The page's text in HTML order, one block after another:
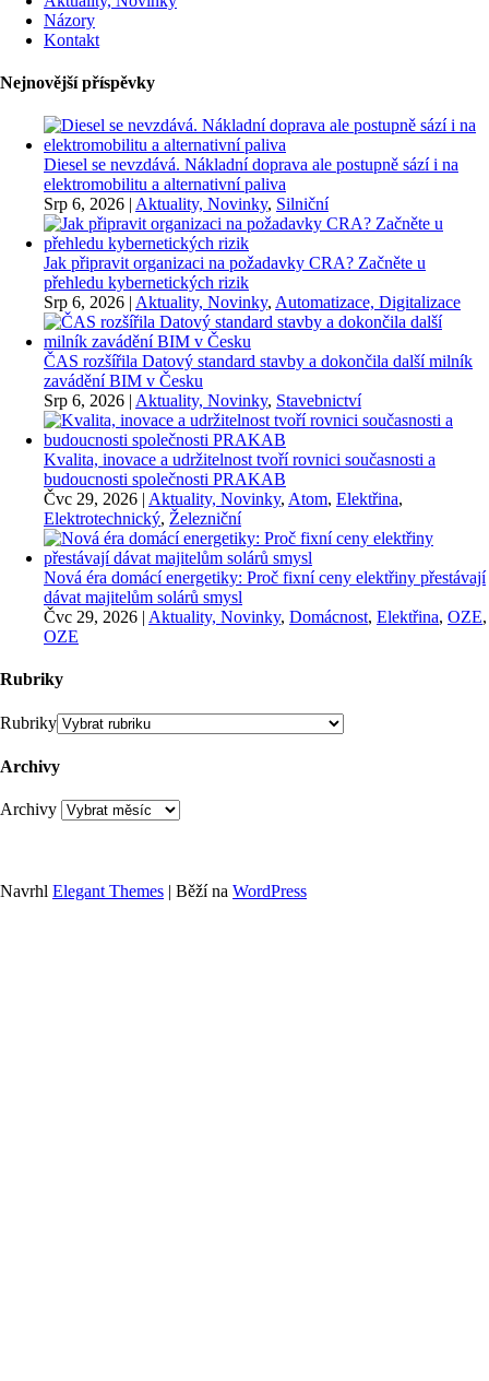
Názory
Kontakt
Nejnovější příspěvky
Diesel se nevzdává. Nákladní doprava ale postupně sází i na
elektromobilitu a alternativní paliva
Srp 6, 2026 | Aktuality, Novinky, Silniční
Jak připravit organizaci na požadavky CRA? Začněte u
přehledu kybernetických rizik
Srp 6, 2026 | Aktuality, Novinky, Automatizace, Digitalizace
ČAS rozšířila Datový standard stavby a dokončila další milník
zavádění BIM v Česku
Srp 6, 2026 | Aktuality, Novinky, Stavebnictví
Kvalita, inovace a udržitelnost tvoří rovnici současnosti a
budoucnosti společnosti PRAKAB
Čvc 29, 2026 | Aktuality, Novinky, Atom, Elektřina,
Elektrotechnický, Železniční
Nová éra domácí energetiky: Proč fixní ceny elektřiny přestávají
dávat majitelům solárů smysl
Čvc 29, 2026 | Aktuality, Novinky, Domácnost, Elektřina, OZE,
OZE
Rubriky
Rubriky
Archivy
Archivy
Navrhl Elegant Themes | Běží na WordPress